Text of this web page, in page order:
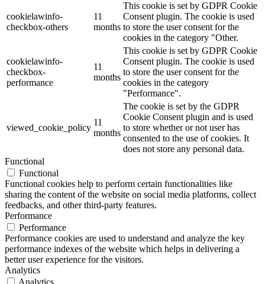
cookielawinfo-
checkbox-others
11
months
This cookie is set by GDPR Cookie
Consent plugin. The cookie is used
to store the user consent for the
cookies in the category "Other.
cookielawinfo-
checkbox-
performance
11
months
This cookie is set by GDPR Cookie
Consent plugin. The cookie is used
to store the user consent for the
cookies in the category
"Performance".
viewed_cookie_policy
11
months
The cookie is set by the GDPR
Cookie Consent plugin and is used
to store whether or not user has
consented to the use of cookies. It
does not store any personal data.
Functional
Functional
Functional cookies help to perform certain functionalities like
sharing the content of the website on social media platforms, collect
feedbacks, and other third-party features.
Performance
Performance
Performance cookies are used to understand and analyze the key
performance indexes of the website which helps in delivering a
better user experience for the visitors.
Analytics